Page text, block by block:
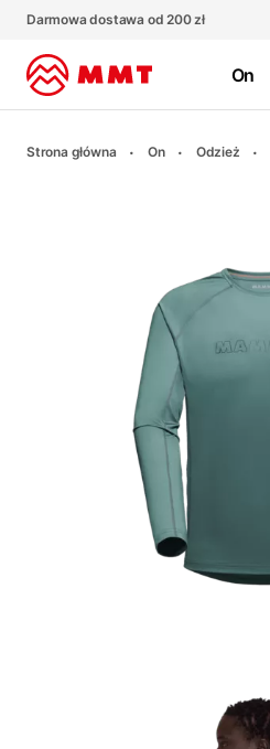
Darmowa dostawa od 200 zł
On
Strona główna On Odzież